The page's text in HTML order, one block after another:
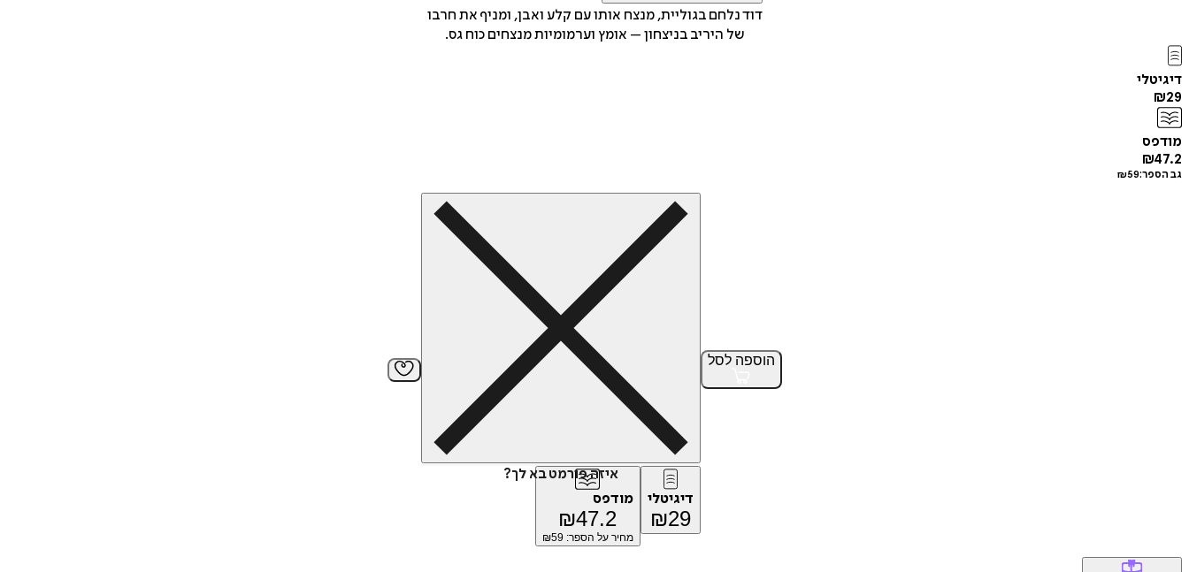
דוד נלחם בגוליית, מנצח אותו עם קלע ואבן, ומניף את חרבו
של היריב בניצחון – אומץ וערמומיות מנצחים כוח גס.
דיגיטלי
₪29
מודפס
₪47.2
גב הספר: ₪59
הוספה לסל
איזה פורמט בא לך?
דיגיטלי
₪29
מודפס
₪47.2
מחיר על הספר: ₪ 59